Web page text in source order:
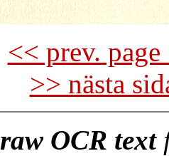
<< prev.
>> nästa
raw OCR text